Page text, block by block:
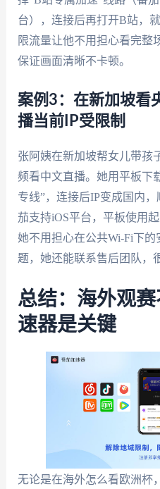
台），连接后再打开B站，
限流量让他不用担心看完整
保证画面清晰不卡顿。
案例3：在新加坡看
播当前IP受限制
张阿姨在新加坡帮女儿带孩
频看中文直播。她用平板下
专线”，连接后IP变成国内
茄支持iOS平台，平板使用
她不用担心在公共Wi-Fi下的
题，她还能联系售后团队，
总结：海外观
速器是关键
无论是在海外怎么看欧洲杯